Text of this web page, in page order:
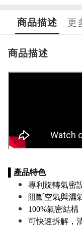
商品描述 更
商品描述
▌產品特色
專利旋轉氣密
阻斷空氣與濕
100%氣密結
可快速拆解，